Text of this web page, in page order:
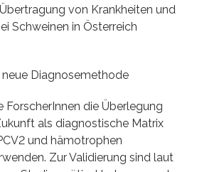
von Krankheiten und
Schweinen in Österreich
Diagnosemethode
ForscherInnen die Überlegung
als diagnostische Matrix
und hämotrophen
Zur Validierung sind laut